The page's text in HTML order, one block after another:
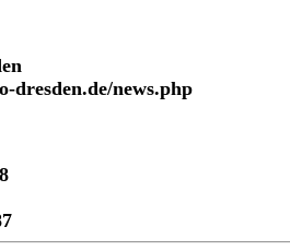
dresden.de/news.php